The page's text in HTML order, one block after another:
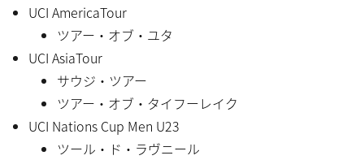
UCI AmericaTour
ツアー・オブ・ユタ
UCI AsiaTour
サウジ・ツアー
ツアー・オブ・タイフーレイク
UCI Nations Cup Men U23
ツール・ド・ラヴニール